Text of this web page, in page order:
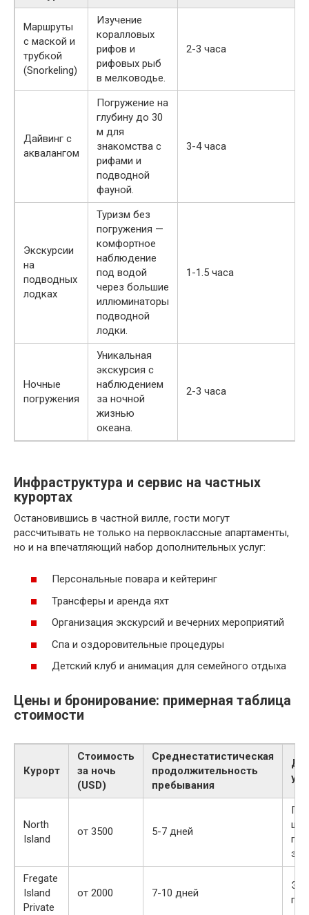
Маршруты
с маской и
трубкой
(Snorkeling)
Изучение
коралловых
рифов и
рифовых рыб
в мелководье.
2-3 часа
Дайвинг с
аквалангом
Погружение на
глубину до 30
м для
знакомства с
рифами и
подводной
фауной.
3-4 часа
Экскурсии
на
подводных
лодках
Туризм без
погружения —
комфортное
наблюдение
под водой
через большие
иллюминаторы
подводной
лодки.
1-1.5 часа
Ночные
погружения
Уникальная
экскурсия с
наблюдением
за ночной
жизнью
океана.
2-3 часа
Инфраструктура и сервис на частных
курортах
Остановившись в частной вилле, гости могут
рассчитывать не только на первоклассные апартаменты,
но и на впечатляющий набор дополнительных услуг:
Персональные повара и кейтеринг
Трансферы и аренда яхт
Организация экскурсий и вечерних мероприятий
Спа и оздоровительные процедуры
Детский клуб и анимация для семейного отдыха
Цены и бронирование: примерная таблица
стоимости
Курорт
Стоимость
за ночь
(USD)
Среднестатистическая
продолжительность
пребывания
North
Island
от 3500 5-7 дней
Fregate
Island
Private
от 2000 7-10 дней